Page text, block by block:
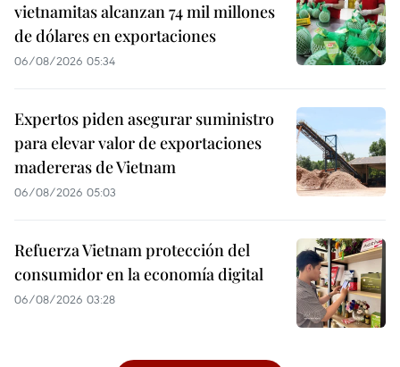
vietnamitas alcanzan 74 mil millones
de dólares en exportaciones
06/08/2026 05:34
Expertos piden asegurar suministro
para elevar valor de exportaciones
madereras de Vietnam
06/08/2026 05:03
Refuerza Vietnam protección del
consumidor en la economía digital
06/08/2026 03:28